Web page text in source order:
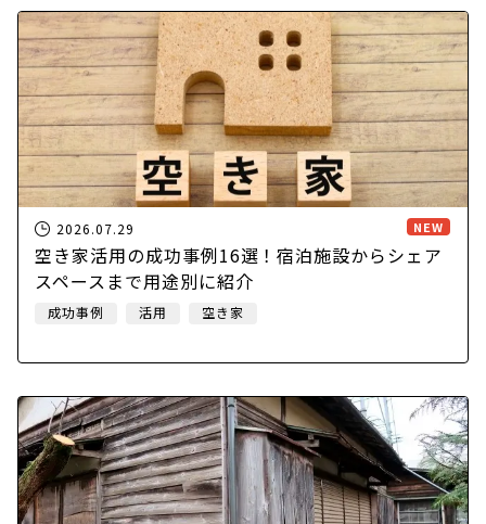
NEW
2026.07.29
空き家活用の成功事例16選！宿泊施設からシェア
スペースまで用途別に紹介
成功事例 活用 空き家